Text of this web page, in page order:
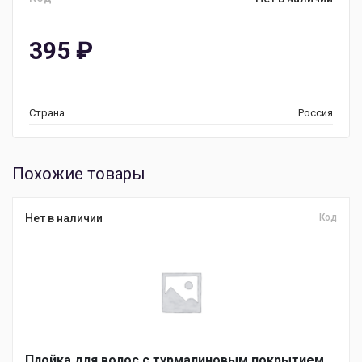
395 ₽
Страна Россия
Похожие товары
Нет в наличии Код